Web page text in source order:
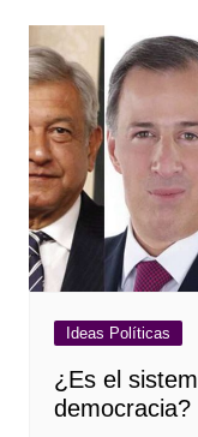
Ideas Políticas
¿Es el
democracia?